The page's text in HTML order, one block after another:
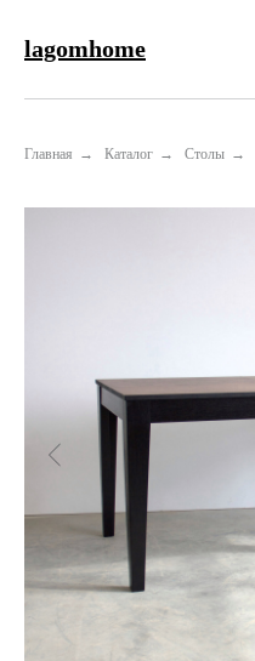
lagomhome
Главная → Каталог → Столы →